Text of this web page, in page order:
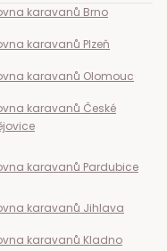
karavanů Brno
karavanů Plzeň
karavanů Olomouc
karavanů České
karavanů Pardubice
karavanů Jihlava
karavanů Kladno